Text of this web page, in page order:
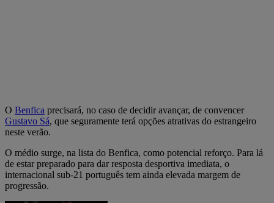
O Benfica precisará, no caso de decidir avançar, de convencer
Gustavo Sá, que seguramente terá opções atrativas do estrangeiro
neste verão.
O médio surge, na lista do Benfica, como potencial reforço. Para lá
de estar preparado para dar resposta desportiva imediata, o
internacional sub-21 português tem ainda elevada margem de
progressão.